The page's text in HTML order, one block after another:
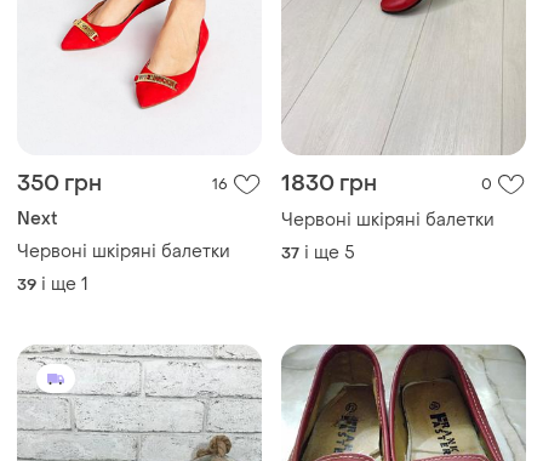
350 грн 16
Next
Червоні шкіряні балетки
39 і ще 1
1830 грн 0
Червоні шкіряні балетки
37 і ще 5